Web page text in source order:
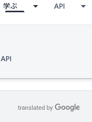
学ぶ API
API